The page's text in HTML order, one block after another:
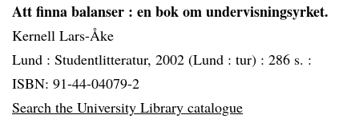
Att finna balanser : en bok om undervisningsyrket.
Kernell Lars-Åke
Lund : Studentlitteratur, 2002 (Lund : tur) : 286 s. :
ISBN: 91-44-04079-2
Search the University Library catalogue